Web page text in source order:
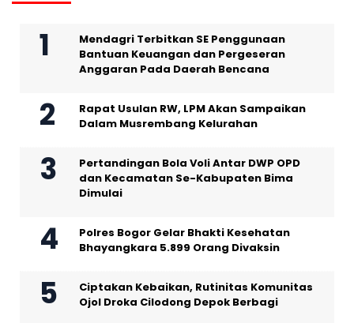
Mendagri Terbitkan SE Penggunaan
Bantuan Keuangan dan Pergeseran
Anggaran Pada Daerah Bencana
Rapat Usulan RW, LPM Akan Sampaikan
Dalam Musrembang Kelurahan
Pertandingan Bola Voli Antar DWP OPD
dan Kecamatan Se-Kabupaten Bima
Dimulai
Polres Bogor Gelar Bhakti Kesehatan
Bhayangkara 5.899 Orang Divaksin
Ciptakan Kebaikan, Rutinitas Komunitas
Ojol Droka Cilodong Depok Berbagi